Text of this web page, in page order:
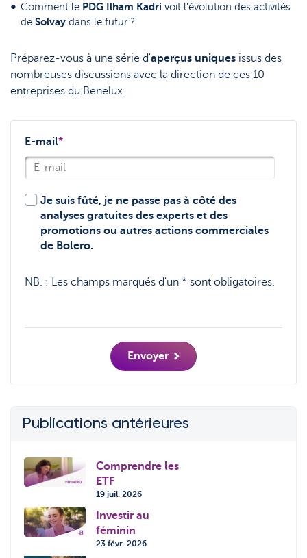
Comment le PDG Ilham Kadri voit l'évolution des activités
de Solvay dans le futur ?
Préparez-vous à une série d'aperçus uniques issus des
nombreuses discussions avec la direction de ces 10
entreprises du Benelux.
E-mail*
Je suis fûté, je ne passe pas à côté des
analyses gratuites des experts et des
promotions ou autres actions commerciales
de Bolero.
NB. : Les champs marqués d'un * sont obligatoires.
Envoyer
Publications antérieures
Comprendre les
ETF
19 juil. 2026
Investir au
féminin
23 févr. 2026